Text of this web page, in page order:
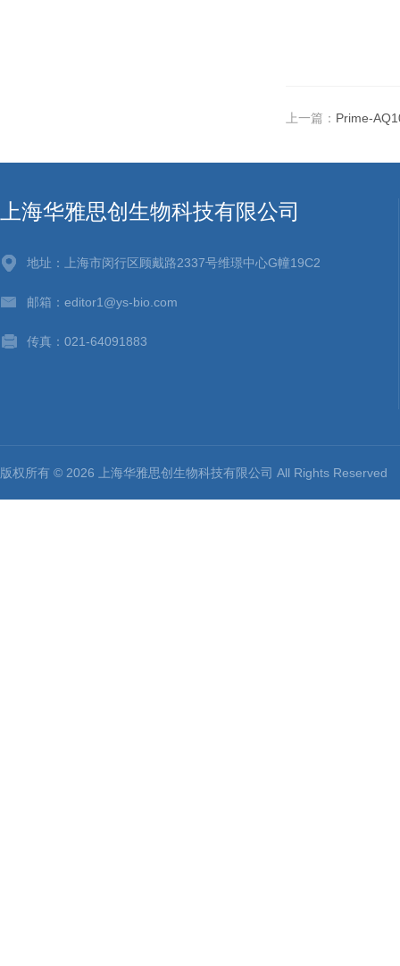
上一篇： Prime-
上海华雅思创生物科技有限公司
地址：上海市闵行区顾戴路2337号维璟中心G幢19C2
邮箱：editor1@ys-bio.com
传真：021-64091883
版权所有 © 2026 上海华雅思创生物科技有限公司 All Rights